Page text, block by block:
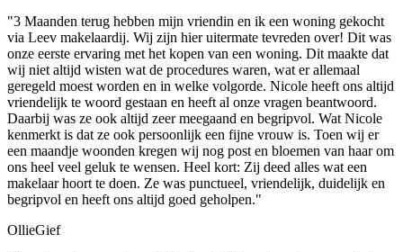
"3 Maanden terug hebben mijn vriendin en ik een woning gekocht
via Leev makelaardij. Wij zijn hier uitermate tevreden over! Dit was
onze eerste ervaring met het kopen van een woning. Dit maakte dat
wij niet altijd wisten wat de procedures waren, wat er allemaal
geregeld moest worden en in welke volgorde. Nicole heeft ons altijd
vriendelijk te woord gestaan en heeft al onze vragen beantwoord.
Daarbij was ze ook altijd zeer meegaand en begripvol. Wat Nicole
kenmerkt is dat ze ook persoonlijk een fijne vrouw is. Toen wij er
een maandje woonden kregen wij nog post en bloemen van haar om
ons heel veel geluk te wensen. Heel kort: Zij deed alles wat een
makelaar hoort te doen. Ze was punctueel, vriendelijk, duidelijk en
begripvol en heeft ons altijd goed geholpen."
OllieGief